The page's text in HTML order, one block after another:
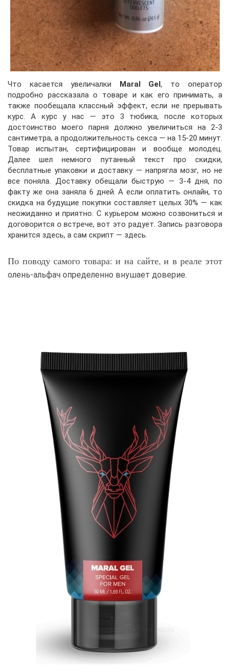
Что касается увеличалки Maral Gel, то оператор
подробно рассказала о товаре и как его принимать, а
также пообещала классный эффект, если не прерывать
курс. А курс у нас — это 3 тюбика, после которых
достоинство моего парня должно увеличиться на 2-3
сантиметра, а продолжительность секса — на 15-20 минут.
Товар испытан, сертифицирован и вообще молодец.
Далее шел немного путанный текст про скидки,
бесплатные упаковки и доставку — напрягла мозг, но не
все поняла. Доставку обещали быструю — 3-4 дня, по
факту же она заняла 6 дней. А если оплатить онлайн, то
скидка на будущие покупки составляет целых 30% — как
неожиданно и приятно. С курьером можно созвониться и
договорится о встрече, вот это радует. Запись разговора
хранится здесь, а сам скрипт — здесь.
По поводу самого товара: и на сайте, и в реале этот
олень-альфач определенно внушает доверие.